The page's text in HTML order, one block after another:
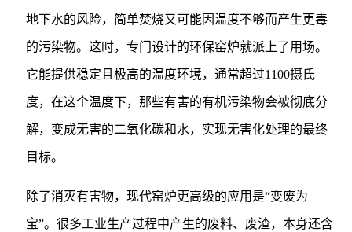
地下水的风险，简单焚烧又可能因温度不够而产生更毒
的污染物。这时，专门设计的环保窑炉就派上了用场。
它能提供稳定且极高的温度环境，通常超过1100摄氏
度，在这个温度下，那些有害的有机污染物会被彻底分
解，变成无害的二氧化碳和水，实现无害化处理的最终
目标。
除了消灭有害物，现代窑炉更高级的应用是“变废为
宝”。很多工业生产过程中产生的废料、废渣，本身还含